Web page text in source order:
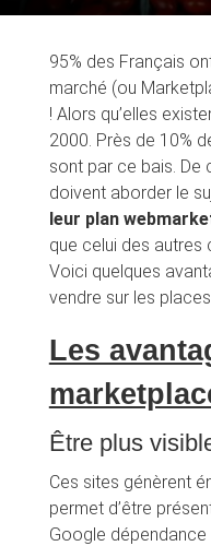
95% des Français
marché (ou
! Alors qu’elles
2000. Près de 10%
sont par ce bais. De
doivent aborder le
leur plan
que celui des autres
Voici quelques
vendre sur les
Les
Être plus
Ces sites génèrent
permet d’être
Google